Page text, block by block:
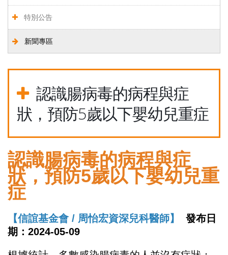
特別公告
新聞專區
認識腸病毒的病程與症
狀，預防5歲以下嬰幼兒重症
認識腸病毒的病程與症
狀，預防5歲以下嬰幼兒重
症
【信誼基金會 / 周怡宏資深兒科醫師】
發布日
期：2024-05-09